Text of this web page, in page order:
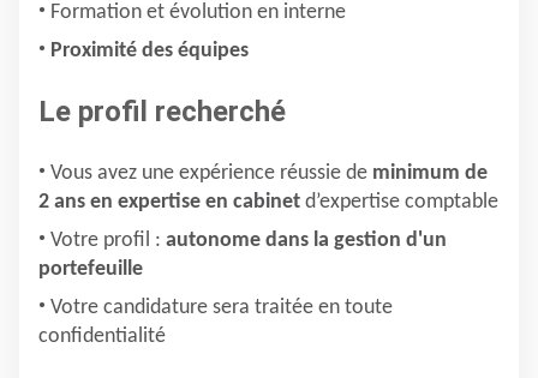
Formation et évolution en interne
Proximité des équipes
Le profil recherché
Vous avez une expérience réussie de minimum de
2 ans en expertise en cabinet d’expertise comptable
Votre profil : autonome dans la gestion d'un
portefeuille
Votre candidature sera traitée en toute
confidentialité